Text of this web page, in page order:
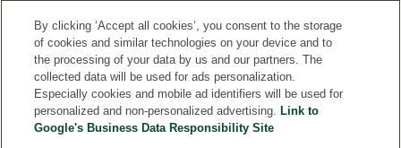
a
a
r
e
By clicking ‘Accept all cookies’, you consent to the storage
of cookies and similar technologies on your device and to
the processing of your data by us and our partners. The
collected data will be used for ads personalization.
Especially cookies and mobile ad identifiers will be used for
personalized and non-personalized advertising. Link to
Google's Business Data Responsibility Site